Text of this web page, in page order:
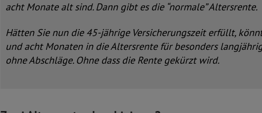
acht Monate alt sind. Dann gibt es die “normale” Altersrente.
Hätten Sie nun die 45-jährige Versicherungszeit erfüllt,
und acht Monaten in die Altersrente für besonders
ohne Abschläge. Ohne dass die Rente gekürzt wird.